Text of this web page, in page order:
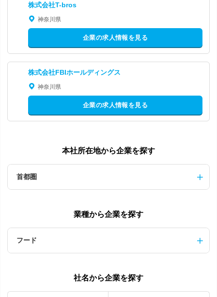
株式会社T-bros
神奈川県
企業の求人情報を見る
株式会社FBIホールディングス
神奈川県
企業の求人情報を見る
本社所在地から企業を探す
首都圏
業種から企業を探す
フード
社名から企業を探す